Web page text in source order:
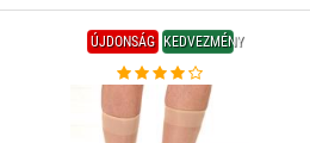
ÚJDONSÁG KEDVEZMÉNY